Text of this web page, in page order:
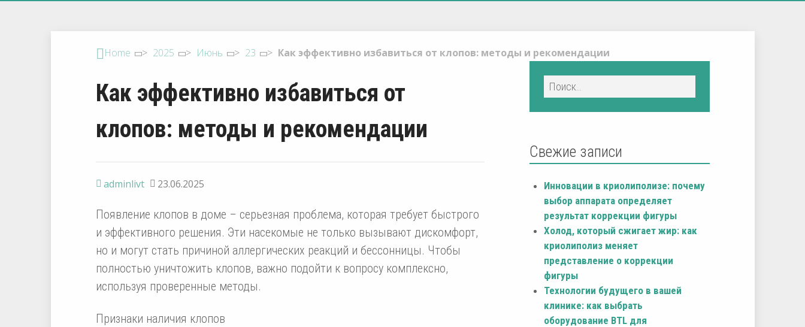
Home > 2025 > Июнь > 23 > Как эффективно избавиться от клопов: методы и рекомендации
Как эффективно избавиться от
клопов: методы и рекомендации
adminlivt 23.06.2025
Появление клопов в доме – серьезная проблема, которая требует быстрого
и эффективного решения. Эти насекомые не только вызывают дискомфорт,
но и могут стать причиной аллергических реакций и бессонницы. Чтобы
полностью уничтожить клопов, важно подойти к вопросу комплексно,
используя проверенные методы.
Признаки наличия клопов
Свежие записи
Инновации в криолиполизе: почему
выбор аппарата определяет
результат коррекции фигуры
Холод, который сжигает жир: как
криолиполиз меняет
представление о коррекции
фигуры
Технологии будущего в вашей
клинике: как выбрать
оборудование BTL для